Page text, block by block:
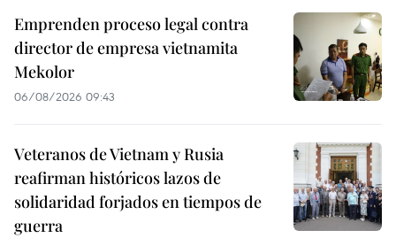
Emprenden proceso legal contra
director de empresa vietnamita
Mekolor
06/08/2026 09:43
Veteranos de Vietnam y Rusia
reafirman históricos lazos de
solidaridad forjados en tiempos de
guerra